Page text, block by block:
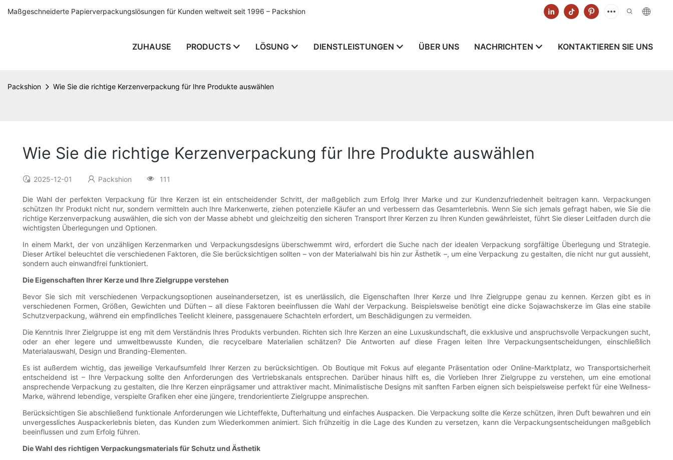
Maßgeschneiderte Papierverpackungslösungen für Kunden weltweit seit 1996 – Packshion
ZUHAUSE PRODUCTS LÖSUNG DIENSTLEISTUNGEN ÜBER UNS NACHRICHTEN KONTAKTIEREN SIE UNS
Packshion Wie Sie die richtige Kerzenverpackung für Ihre Produkte auswählen
Wie Sie die richtige Kerzenverpackung für Ihre Produkte auswählen
2025-12-01 Packshion 111
Die Wahl der perfekten Verpackung für Ihre Kerzen ist ein entscheidender Schritt, der maßgeblich zum Erfolg Ihrer Marke und zur Kundenzufriedenheit beitragen kann. Verpackungen
schützen Ihr Produkt nicht nur, sondern vermitteln auch Ihre Markenwerte, ziehen potenzielle Käufer an und verbessern das Gesamterlebnis. Wenn Sie sich jemals gefragt haben, wie Sie die
richtige Kerzenverpackung auswählen, die sich von der Masse abhebt und gleichzeitig den sicheren Transport Ihrer Kerzen zu Ihren Kunden gewährleistet, führt Sie dieser Leitfaden durch die
wichtigsten Überlegungen und Optionen.
In einem Markt, der von unzähligen Kerzenmarken und Verpackungsdesigns überschwemmt wird, erfordert die Suche nach der idealen Verpackung sorgfältige Überlegung und Strategie.
Dieser Artikel beleuchtet die verschiedenen Faktoren, die Sie berücksichtigen sollten – von der Materialwahl bis hin zur Ästhetik –, um eine Verpackung zu gestalten, die nicht nur gut aussieht,
sondern auch einwandfrei funktioniert.
Die Eigenschaften Ihrer Kerze und Ihre Zielgruppe verstehen
Bevor Sie sich mit verschiedenen Verpackungsoptionen auseinandersetzen, ist es unerlässlich, die Eigenschaften Ihrer Kerze und Ihre Zielgruppe genau zu kennen. Kerzen gibt es in
verschiedenen Formen, Größen, Gewichten und Düften – all diese Faktoren beeinflussen die Wahl der Verpackung. Beispielsweise benötigt eine dicke Sojawachskerze im Glas eine stabile
Schutzverpackung, während ein empfindliches Teelicht kleinere, passgenauere Schachteln erfordert, um Beschädigungen zu vermeiden.
Die Kenntnis Ihrer Zielgruppe ist eng mit dem Verständnis Ihres Produkts verbunden. Richten sich Ihre Kerzen an eine Luxuskundschaft, die exklusive und anspruchsvolle Verpackungen sucht,
oder an eher legere und umweltbewusste Kunden, die recycelbare Materialien schätzen? Die Antworten auf diese Fragen leiten Ihre Verpackungsentscheidungen, einschließlich
Materialauswahl, Design und Branding-Elementen.
Es ist außerdem wichtig, das jeweilige Verkaufsumfeld Ihrer Kerzen zu berücksichtigen. Ob Boutique mit Fokus auf elegante Präsentation oder Online-Marktplatz, wo Transportsicherheit
entscheidend ist – Ihre Verpackung sollte den Anforderungen des Vertriebskanals entsprechen. Darüber hinaus hilft es, die Vorlieben Ihrer Zielgruppe zu verstehen, um eine emotional
ansprechende Verpackung zu gestalten, die Ihre Kerzen einprägsamer und attraktiver macht. Minimalistische Designs mit sanften Farben eignen sich beispielsweise perfekt für eine Wellness-
Marke, während lebendige, verspielte Grafiken eher eine jüngere, trendorientierte Zielgruppe ansprechen.
Berücksichtigen Sie abschließend funktionale Anforderungen wie Lichteffekte, Dufterhaltung und einfaches Auspacken. Die Verpackung sollte die Kerze schützen, ihren Duft bewahren und ein
unvergessliches Auspackerlebnis bieten, das Kunden zum Wiederkommen animiert. Sich frühzeitig in die Lage des Kunden zu versetzen, kann die Verpackungsentscheidungen maßgeblich
beeinflussen und zum Erfolg führen.
Die Wahl des richtigen Verpackungsmaterials für Schutz und Ästhetik